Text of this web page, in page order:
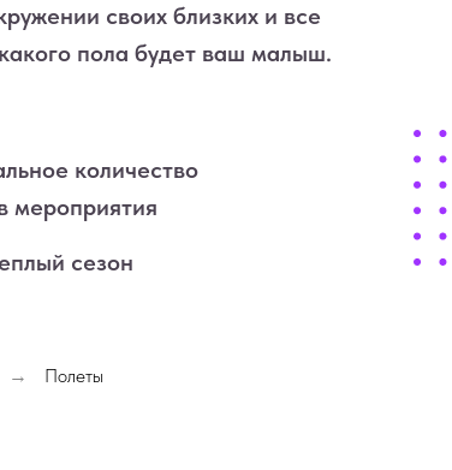
своих близких и все
пола будет ваш малыш.
сезон
количество
мероприятия
→ Полеты